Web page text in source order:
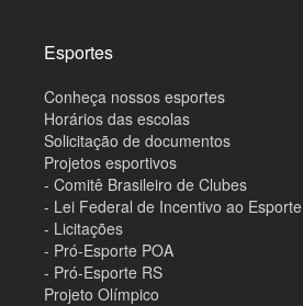
Esportes
Conheça nossos esportes
Horários das escolas
Solicitação de documentos
Projetos esportivos
- Comitê Brasileiro de Clubes
- Lei Federal de Incentivo ao Esporte
- Licitações
- Pró-Esporte POA
- Pró-Esporte RS
Projeto Olímpico